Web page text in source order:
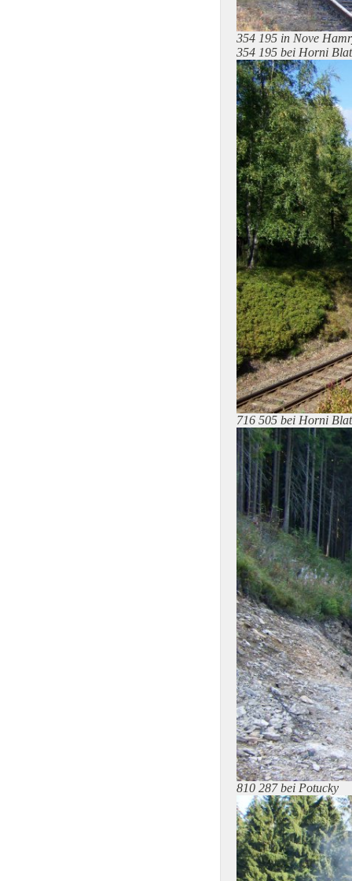
354 195 in Nove
354 195 bei Horni
716 505 bei Horni
810 287 bei Potucky